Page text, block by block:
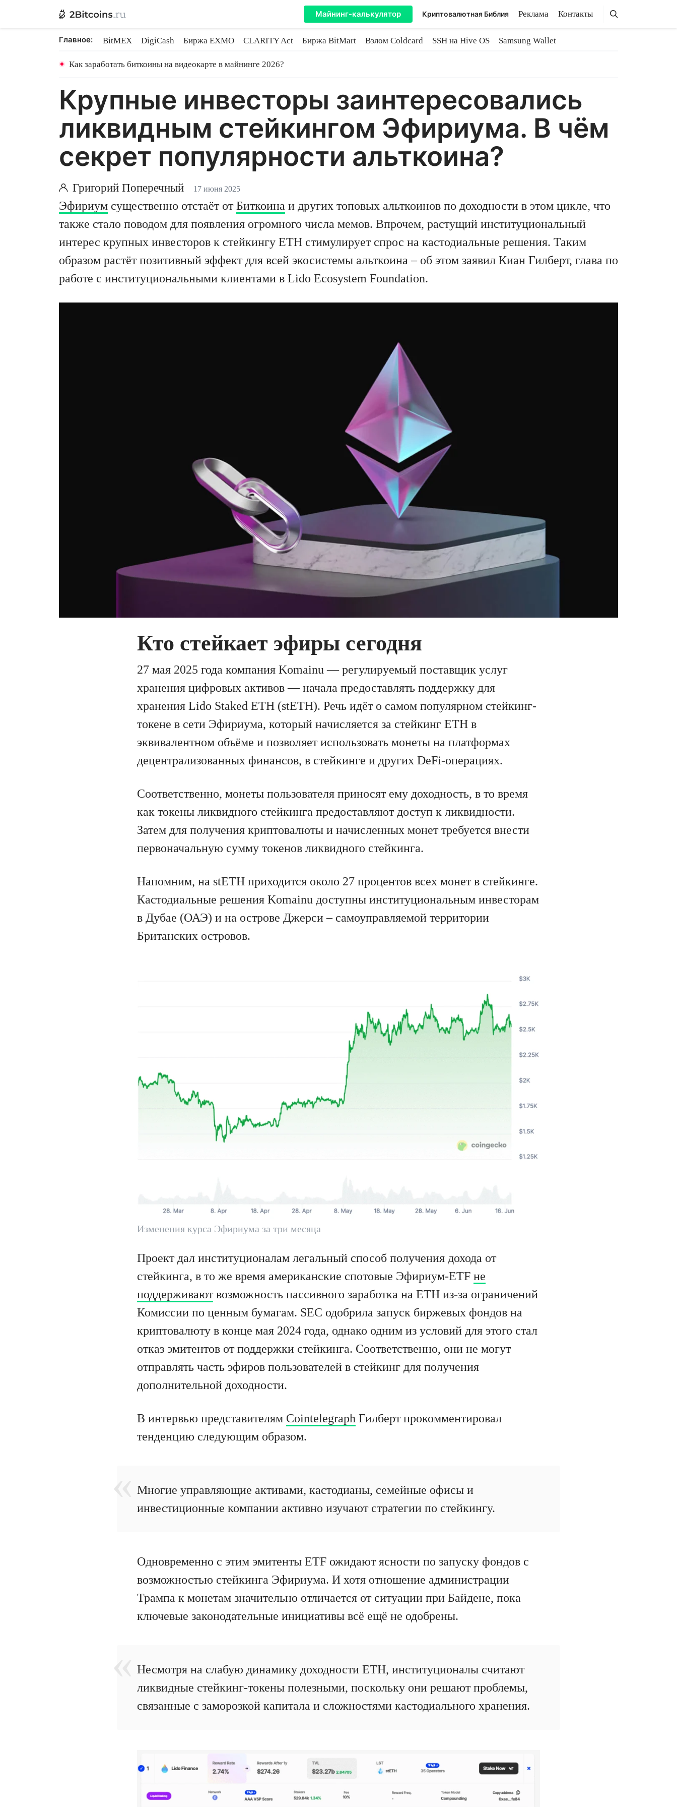
Майнинг-калькулятор Криптовалютная Библия Реклама Контакты Поиск
Поиск
Главное: BitMEX DigiCash Биржа EXMO CLARITY Act Биржа BitMart Взлом Coldcard SSH на Hive OS
Samsung Wallet
Как заработать биткоины на видеокарте в майнинге 2026?
Крупные инвесторы заинтересовались
ликвидным стейкингом Эфириума. В чём
секрет популярности альткоина?
Григорий Поперечный 17 июня 2025
Эфириум существенно отстаёт от Биткоина и других топовых альткоинов по доходности в этом цикле, что
также стало поводом для появления огромного числа мемов. Впрочем, растущий институциональный
интерес крупных инвесторов к стейкингу ETH стимулирует спрос на кастодиальные решения. Таким
образом растёт позитивный эффект для всей экосистемы альткоина – об этом заявил Киан Гилберт, глава по
работе с институциональными клиентами в Lido Ecosystem Foundation.
Кто стейкает эфиры сегодня
27 мая 2025 года компания Komainu — регулируемый поставщик услуг
хранения цифровых активов — начала предоставлять поддержку для
хранения Lido Staked ETH (stETH). Речь идёт о самом популярном стейкинг-
токене в сети Эфириума, который начисляется за стейкинг ETH в
эквивалентном объёме и позволяет использовать монеты на платформах
децентрализованных финансов, в стейкинге и других DeFi-операциях.
Соответственно, монеты пользователя приносят ему доходность, в то время
как токены ликвидного стейкинга предоставляют доступ к ликвидности.
Затем для получения криптовалюты и начисленных монет требуется внести
первоначальную сумму токенов ликвидного стейкинга.
Напомним, на stETH приходится около 27 процентов всех монет в стейкинге.
Кастодиальные решения Komainu доступны институциональным инвесторам
в Дубае (ОАЭ) и на острове Джерси – самоуправляемой территории
Британских островов.
Изменения курса Эфириума за три месяца
Проект дал институционалам легальный способ получения дохода от
стейкинга, в то же время американские спотовые Эфириум-ETF не
поддерживаютвозможность пассивного заработка на ETH из-за ограничений
Комиссии по ценным бумагам. SEC одобрила запуск биржевых фондов на
криптовалюту в конце мая 2024 года, однако одним из условий для этого стал
отказ эмитентов от поддержки стейкинга. Соответственно, они не могут
отправлять часть эфиров пользователей в стейкинг для получения
дополнительной доходности.
В интервью представителям Cointelegraph Гилберт прокомментировал
тенденцию следующим образом.
Многие управляющие активами, кастодианы, семейные офисы и
инвестиционные компании активно изучают стратегии по стейкингу.
Одновременно с этим эмитенты ETF ожидают ясности по запуску фондов с
возможностью стейкинга Эфириума. И хотя отношение администрации
Трампа к монетам значительно отличается от ситуации при Байдене, пока
ключевые законодательные инициативы всё ещё не одобрены.
Несмотря на слабую динамику доходности ETH, институционалы считают
ликвидные стейкинг-токены полезными, поскольку они решают проблемы,
связанные с заморозкой капитала и сложностями кастодиального хранения.